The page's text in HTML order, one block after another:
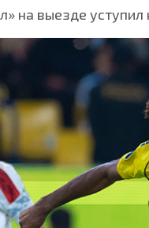
на выезде